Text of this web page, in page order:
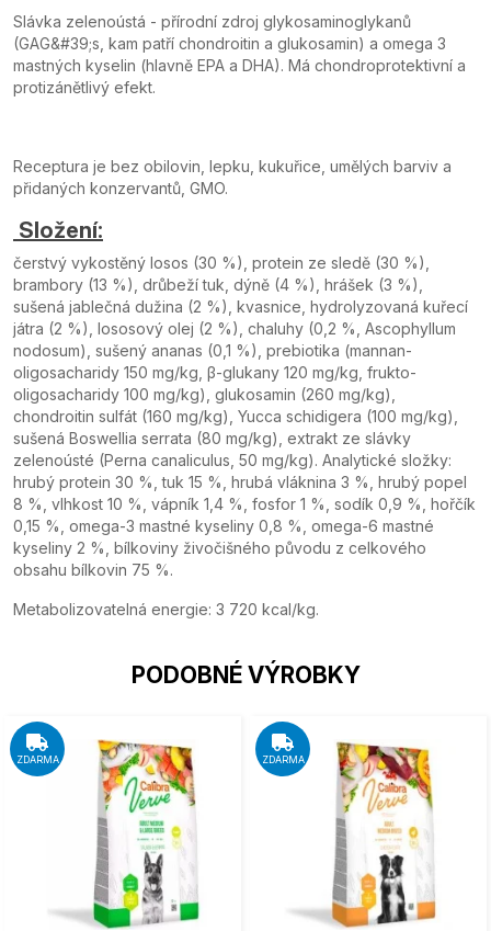
Slávka zelenoústá - přírodní zdroj glykosaminoglykanů
(GAG&#39;s, kam patří chondroitin a glukosamin) a omega 3
mastných kyselin (hlavně EPA a DHA). Má chondroprotektivní a
protizánětlivý efekt.
Receptura je bez obilovin, lepku, kukuřice, umělých barviv a
přidaných konzervantů, GMO.
Složení:
čerstvý vykostěný losos (30 %), protein ze sledě (30 %),
brambory (13 %), drůbeží tuk, dýně (4 %), hrášek (3 %),
sušená jablečná dužina (2 %), kvasnice, hydrolyzovaná kuřecí
játra (2 %), lososový olej (2 %), chaluhy (0,2 %, Ascophyllum
nodosum), sušený ananas (0,1 %), prebiotika (mannan-
oligosacharidy 150 mg/kg, β-glukany 120 mg/kg, frukto-
oligosacharidy 100 mg/kg), glukosamin (260 mg/kg),
chondroitin sulfát (160 mg/kg), Yucca schidigera (100 mg/kg),
sušená Boswellia serrata (80 mg/kg), extrakt ze slávky
zelenoústé (Perna canaliculus, 50 mg/kg). Analytické složky:
hrubý protein 30 %, tuk 15 %, hrubá vláknina 3 %, hrubý popel
8 %, vlhkost 10 %, vápník 1,4 %, fosfor 1 %, sodík 0,9 %, hořčík
0,15 %, omega-3 mastné kyseliny 0,8 %, omega-6 mastné
kyseliny 2 %, bílkoviny živočišného původu z celkového
obsahu bílkovin 75 %.
Metabolizovatelná energie: 3 720 kcal/kg.
PODOBNÉ VÝROBKY
ZDARMA ZDARMA